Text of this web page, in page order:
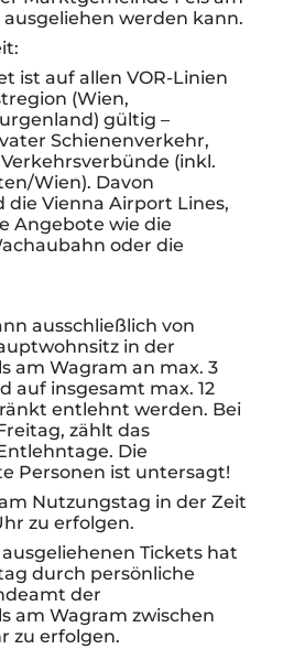
werden kann.
ist auf allen VOR-Linien
(Wien,
gültig –
Schienenverkehr,
(inkl.
Wien). Davon
Vienna Airport Lines,
Angebote wie die
oder die
ausschließlich von
in der
am Wagram an max. 3
auf insgesamt max. 12
entlehnt werden. Bei
zählt das
Die
Personen ist untersagt!
Nutzungstag in der Zeit
zu erfolgen.
ausgeliehenen Tickets hat
durch persönliche
der
am Wagram zwischen
zu erfolgen.